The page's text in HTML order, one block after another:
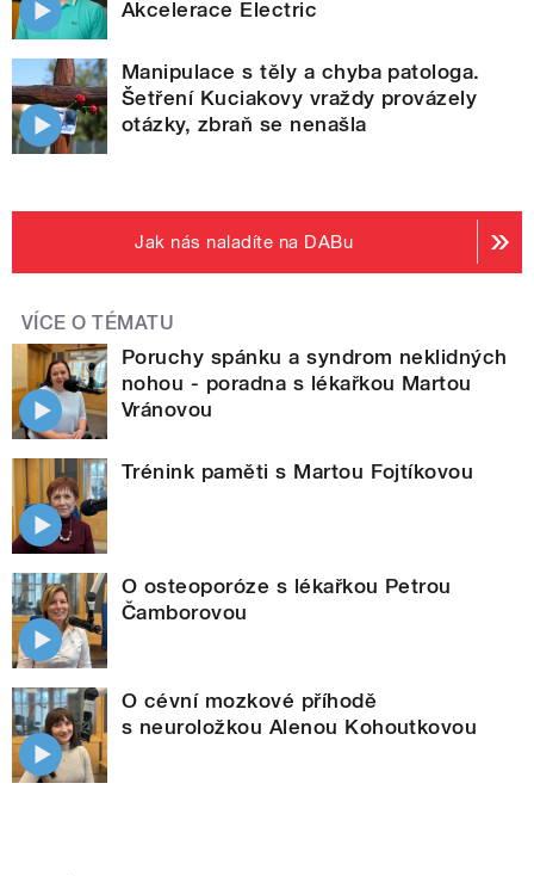
Akcelerace Electric
Manipulace s těly a chyba patologa.
Šetření Kuciakovy vraždy provázely
otázky, zbraň se nenašla
Jak nás naladíte na DABu
VÍCE O TÉMATU
Poruchy spánku a syndrom neklidných
nohou - poradna s lékařkou Martou
Vránovou
Trénink paměti s Martou Fojtíkovou
O osteoporóze s lékařkou Petrou
Čamborovou
O cévní mozkové příhodě
s neuroložkou Alenou Kohoutkovou